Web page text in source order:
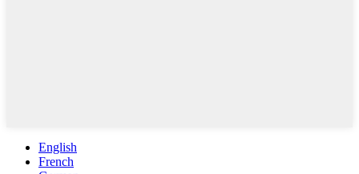
English
French